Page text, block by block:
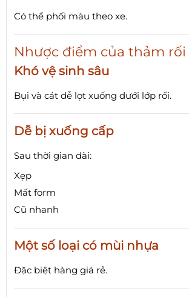
Có thể phối màu theo xe.
Nhược điểm của thảm rối
Khó vệ sinh sâu
Bụi và cát dễ lọt xuống dưới lớp rối.
Dễ bị xuống cấp
Sau thời gian dài:
Xẹp
Mất form
Cũ nhanh
Một số loại có mùi nhựa
Đặc biệt hàng giá rẻ.